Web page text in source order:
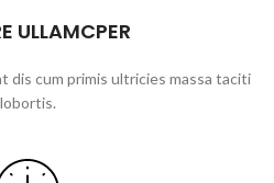
ULLAMCPER
dis cum primis ultricies massa taciti
lobortis.